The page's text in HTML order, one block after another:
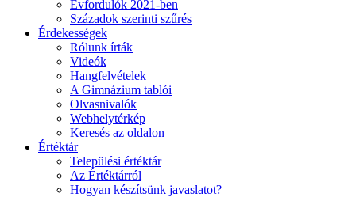
Évfordulók 2021-ben
Századok szerinti szűrés
Érdekességek
Rólunk írták
Videók
Hangfelvételek
A Gimnázium tablói
Olvasnivalók
Webhelytérkép
Keresés az oldalon
Értéktár
Települési értéktár
Az Értéktárról
Hogyan készítsünk javaslatot?